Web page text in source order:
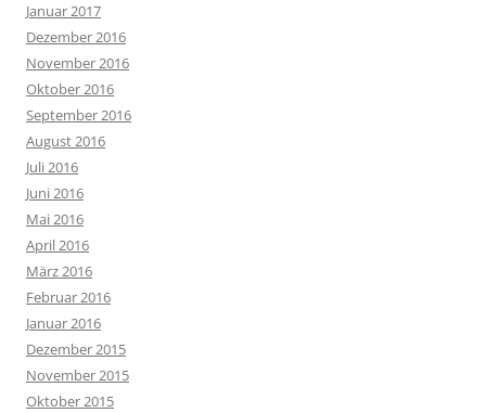
Januar 2017
Dezember 2016
November 2016
Oktober 2016
September 2016
August 2016
Juli 2016
Juni 2016
Mai 2016
April 2016
März 2016
Februar 2016
Januar 2016
Dezember 2015
November 2015
Oktober 2015